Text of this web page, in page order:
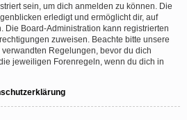
sein, um dich anmelden zu können. Die
erledigt und ermöglicht dir, auf
Die Board-Administration kann registrierten
zuweisen. Beachte bitte unsere
Regelungen, bevor du dich
jeweiligen Forenregeln, wenn du dich in